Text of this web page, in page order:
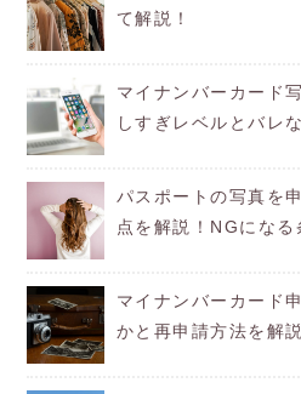
て解説！
マイナンバーカード
しすぎレベルとバレ
パスポートの写真を
点を解説！NGになる
マイナンバーカード
かと再申請方法を解説